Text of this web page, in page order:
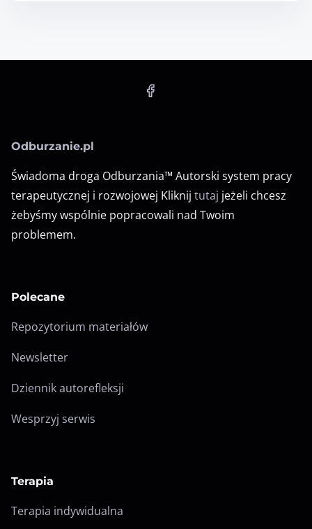
Odburzanie.pl
Świadoma droga Odburzania™ Autorski system pracy
terapeutycznej i rozwojowej Kliknij tutaj jeżeli chcesz
żebyśmy wspólnie popracowali nad Twoim
problemem.
Polecane
Repozytorium materiałów
Newsletter
Dziennik autorefleksji
Wesprzyj serwis
Terapia
Terapia indywidualna